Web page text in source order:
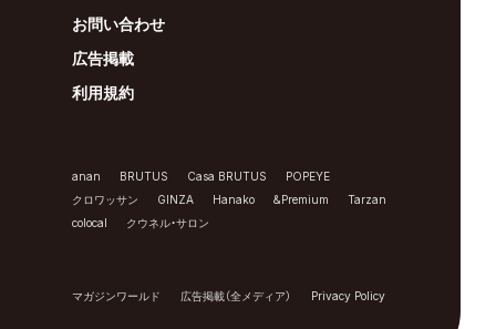
お問い合わせ
広告掲載
利用規約
anan BRUTUS Casa BRUTUS
POPEYE
クロワッサン
GINZA Hanako &Premium
Tarzan
colocal
クウネル・サロン
マガジンワールド 広告掲載（全メディア） Privacy Policy